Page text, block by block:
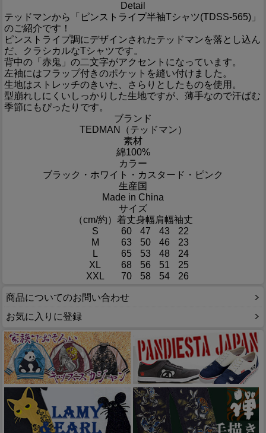
Detail
テッドマンから「ピンストライプ半袖Tシャツ(TDSS-565)」
のご紹介です！
ピンストライプ調にデザインされたテッドマンを落とし込ん
だ、クラシカルなTシャツです。
背中の「赤鬼」の二文字がアクセントになっています。
左袖にはフラップ付きのポケットを縫い付けました。
生地はストレッチのきいた、さらりとしたものを使用。
型崩れしにくいしっかりした生地ですが、薄手なので汗ばむ
季節にもぴったりです。
ブランド
TEDMAN（テッドマン）
素材
綿100%
カラー
ブラック・ホワイト・カスタード・ピンク
生産国
Made in China
サイズ
（cm/約） 着丈身幅肩幅袖丈
S
60 47 43
22
M
63 50 46
23
L
65 53 48
24
XL
68 56 51
25
XXL
70 58 54 26
商品についてのお問い合わせ
お気に入りに登録